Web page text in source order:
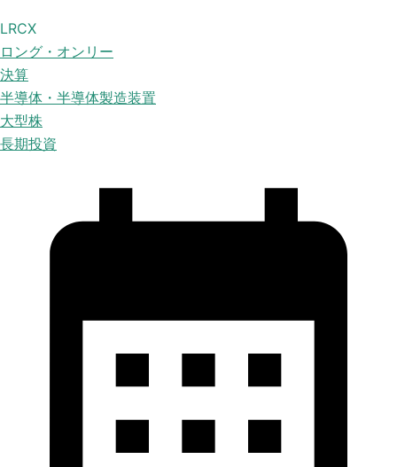
LRCX
ロング・オンリー
決算
半導体・半導体製造装置
大型株
長期投資